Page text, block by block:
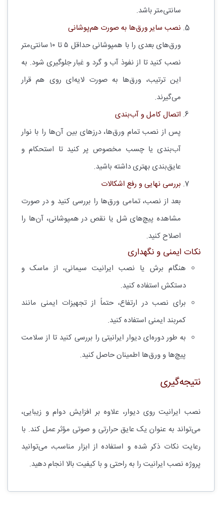
سانتی‌متر باشد.
نصب سایر ورق‌ها به صورت هم‌پوشانی
ورق‌های بعدی را با همپوشانی حداقل ۵ تا ۱۰ سانتی‌متر
نصب کنید تا از نفوذ آب و گرد و غبار جلوگیری شود. به
این ترتیب، ورق‌ها به صورت لایه‌ای روی هم قرار
می‌گیرند.
اتصال کامل و آب‌بندی
پس از نصب تمام ورق‌ها، درزهای بین آن‌ها را با نوار
آب‌بندی یا چسب مخصوص پر کنید تا استحکام و
عایق‌بندی بهتری داشته باشید.
بررسی نهایی و رفع اشکالات
بعد از نصب، تمامی ورق‌ها را بررسی کنید و در صورت
مشاهده پیچ‌های شل یا نقص در همپوشانی، آن‌ها را
اصلاح کنید.
نکات ایمنی و نگهداری
هنگام برش یا نصب ایرانیت سیمانی، از ماسک و
دستکش استفاده کنید.
برای نصب در ارتفاع، حتماً از تجهیزات ایمنی مانند
کمربند ایمنی استفاده کنید.
به طور دوره‌ای دیوار ایرانیتی را بررسی کنید تا از سلامت
پیچ‌ها و ورق‌ها اطمینان حاصل کنید.
نتیجه‌گیری
نصب ایرانیت روی دیوار، علاوه بر افزایش دوام و زیبایی،
می‌تواند به عنوان یک عایق حرارتی و صوتی مؤثر عمل کند. با
رعایت نکات ذکر شده و استفاده از ابزار مناسب، می‌توانید
پروژه نصب ایرانیت را به راحتی و با کیفیت بالا انجام دهید.